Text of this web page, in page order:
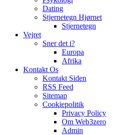
Dating
Stjernetegn Hjørnet
Stjernetegn
Vejret
Sner det i?
Europa
Afrika
Kontakt Os
Kontakt Siden
RSS Feed
Sitemap
Cookiepolitik
Privacy Policy
Om Web3zero
Admin